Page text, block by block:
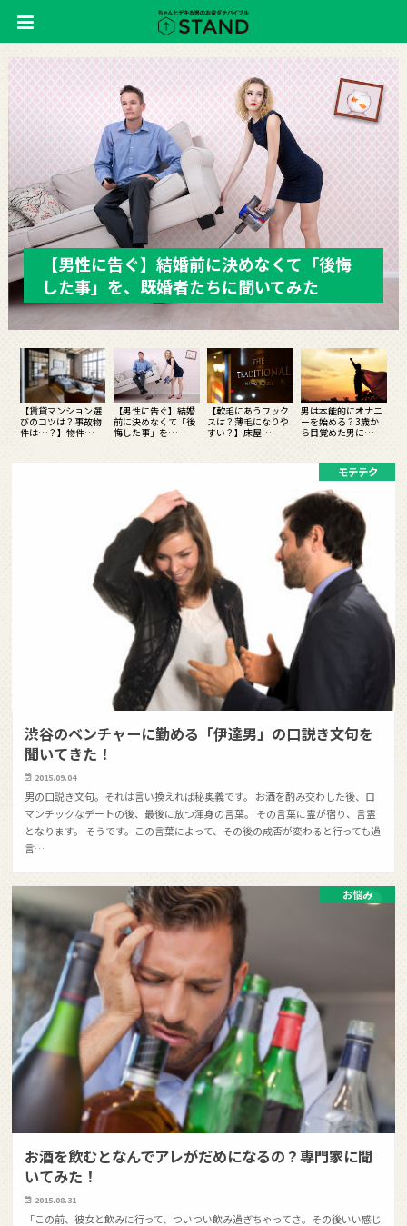
【男性に告ぐ】結婚前に決めなくて「後悔
した事」を、既婚者たちに聞いてみた
【賃貸マンション選
びのコツは？事故物
件は…？】物件…
【男性に告ぐ】結婚
前に決めなくて「後
悔した事」を…
【軟毛にあうワック
スは？薄毛になりや
すい？】床屋…
男は本能的にオナニ
ーを始める？3歳か
ら目覚めた男に…
モテテク
渋谷のベンチャーに勤める「伊達男」の口説き文句を
聞いてきた！
2015.09.04
男の口説き文句。それは言い換えれば秘奥義です。 お酒を酌み交わした後、ロ
マンチックなデートの後、最後に放つ渾身の言葉。 その言葉に霊が宿り、言霊
となります。 そうです。この言葉によって、その後の成否が変わると行っても過
言…
お悩み
お酒を飲むとなんでアレがだめになるの？専門家に聞
いてみた！
2015.08.31
「この前、彼女と飲みに行って、ついつい飲み過ぎちゃってさ。その後いい感じ